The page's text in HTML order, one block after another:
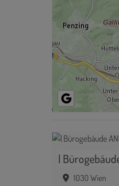
1030 Wien